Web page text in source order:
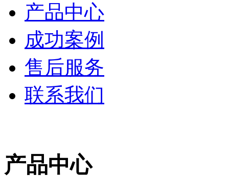
产品中心
成功案例
售后服务
联系我们
产品中心